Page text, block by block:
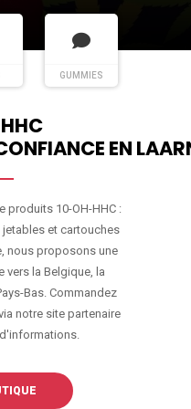
GUMMIES
EN
produits 10-OH-HHC :
et cartouches
nous proposons une
vers la Belgique, la
Bas. Commandez
notre site partenaire